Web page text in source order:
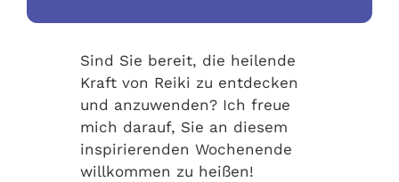
Sind Sie bereit, die heilende
Kraft von Reiki zu entdecken
und anzuwenden? Ich freue
mich darauf, Sie an diesem
inspirierenden Wochenende
willkommen zu heißen!